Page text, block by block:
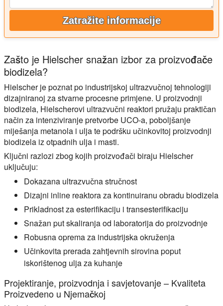
Zatražite informacije
Zašto je Hielscher snažan izbor za proizvođače
biodizela?
Hielscher je poznat po industrijskoj ultrazvučnoj tehnologiji
dizajniranoj za stvarne procesne primjene. U proizvodnji
biodizela, Hielscherovi ultrazvučni reaktori pružaju praktičan
način za intenziviranje pretvorbe UCO-a, poboljšanje
miješanja metanola i ulja te podršku učinkovitoj proizvodnji
biodizela iz otpadnih ulja i masti.
Ključni razlozi zbog kojih proizvođači biraju Hielscher
uključuju:
Dokazana ultrazvučna stručnost
Dizajni inline reaktora za kontinuiranu obradu biodizela
Prikladnost za esterifikaciju i transesterifikaciju
Snažan put skaliranja od laboratorija do proizvodnje
Robusna oprema za industrijska okruženja
Učinkovita prerada zahtjevnih sirovina poput
iskorištenog ulja za kuhanje
Projektiranje, proizvodnja i savjetovanje – Kvaliteta
Proizvedeno u Njemačkoj